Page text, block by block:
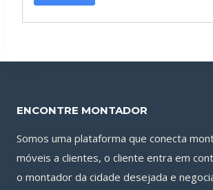
ENCONTRE MONTADOR
Somos uma plataforma que conecta
móveis a clientes, o cliente entra em
o montador da cidade desejada e